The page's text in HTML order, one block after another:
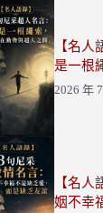
【名人
是一根
2026 年
【名
姻不幸